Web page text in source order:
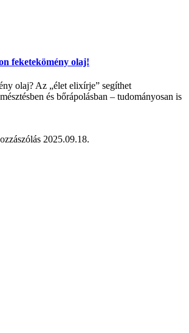
feketekömény olaj!
olaj? Az „élet elixírje” segíthet
és bőrápolásban – tudományosan is
2025.09.18.